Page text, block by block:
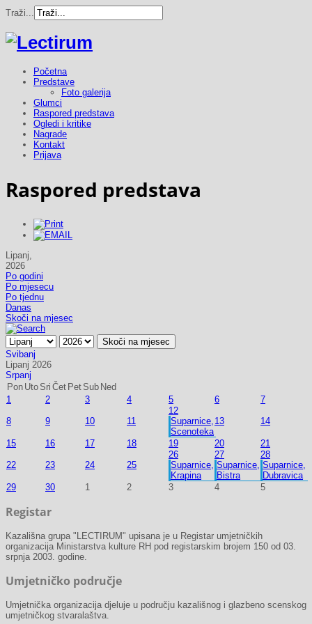
Traži...
Početna
Predstave
Foto galerija
Glumci
Raspored predstava
Ogledi i kritike
Nagrade
Kontakt
Prijava
Raspored predstava
Lipanj,
2026
Po godini
Po mjesecu
Po tjednu
Danas
Skoči na mjesec
Skoči na mjesec
Svibanj
Lipanj 2026
Srpanj
Pon Uto Sri Čet Pet Sub Ned
1
2 3 4 5 6 7
8 9 10 11
12
Suparnice,
Scenoteka
13 14
15 16 17 18 19 20 21
22 23 24 25
26
Suparnice,
Krapina
27
Suparnice,
Bistra
28
Suparnice,
Dubravica
29
30 1 2 3 4 5
Registar
Kazališna grupa "LECTIRUM" upisana je u Registar umjetničkih
organizacija Ministarstva kulture RH pod registarskim brojem 150 od 03.
srpnja 2003. godine.
Umjetničko područje
Umjetnička organizacija djeluje u području kazališnog i glazbeno scenskog
umjetničkog stvaralaštva.